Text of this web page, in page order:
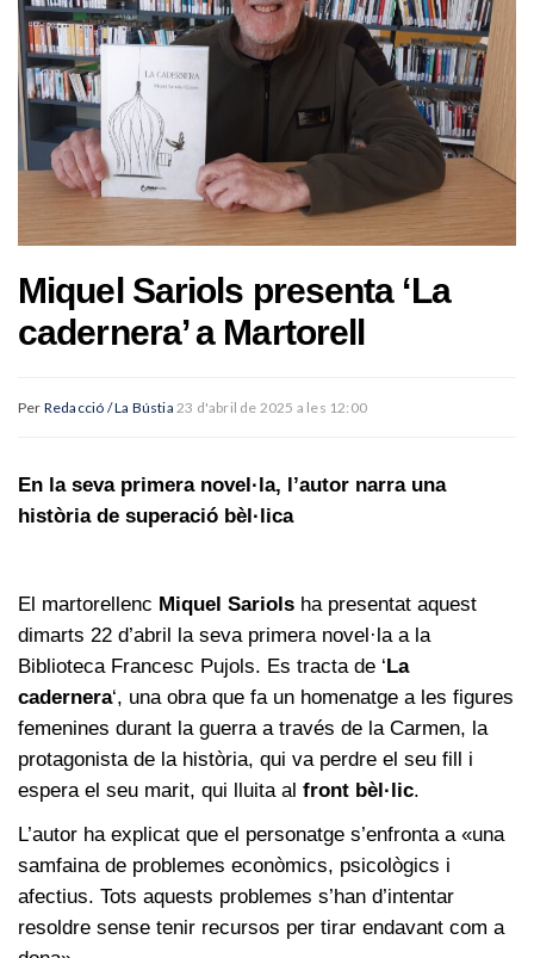
Miquel Sariols presenta ‘La
cadernera’ a Martorell
Per Redacció / La Bústia 23 d'abril de 2025 a les 12:00
En la seva primera novel·la, l’autor narra una
història de superació bèl·lica
El martorellenc Miquel Sariols ha presentat aquest
dimarts 22 d’abril la seva primera novel·la a la
Biblioteca Francesc Pujols. Es tracta de ‘La
cadernera‘, una obra que fa un homenatge a les figures
femenines durant la guerra a través de la Carmen, la
protagonista de la història, qui va perdre el seu fill i
espera el seu marit, qui lluita al front bèl·lic.
L’autor ha explicat que el personatge s’enfronta a «una
samfaina de problemes econòmics, psicològics i
afectius. Tots aquests problemes s’han d’intentar
resoldre sense tenir recursos per tirar endavant com a